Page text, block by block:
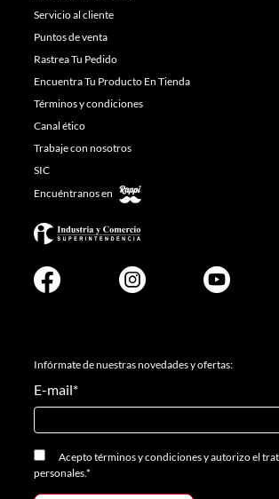
Servicio al cliente
Puntos de venta
Rastrea Tu Pedido
Encuentra Tu Producto En Tienda
Términos y condiciones
Canal ético
Trabaje con nosotros
SIC
Encuéntranos en
Infórmate de nuestras novedades y ofertas:
E-mail*
Aceptotérminos y condicionesyautorizo el
personales.*